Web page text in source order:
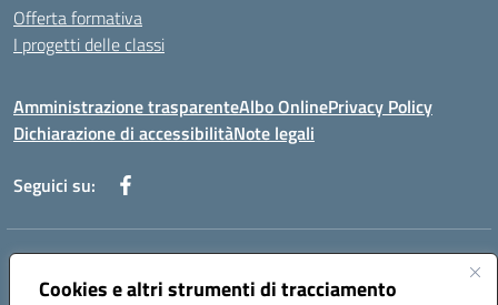
Cookies e altri strumenti di tracciamento
Offerta formativa
I progetti delle classi
Amministrazione trasparenteAlbo OnlinePrivacy Policy
Dichiarazione di accessibilitàNote legali
Seguici su:
Indirizzo:
Centralino:+39 0965 78 12 60 Email:rcic841003@istruzione.it